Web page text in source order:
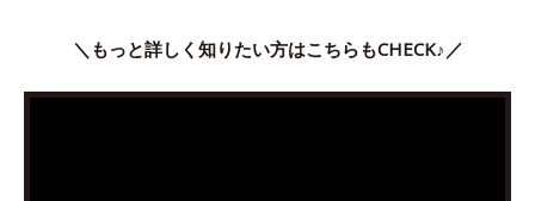
＼もっと詳しく知りたい方はこちらもCHECK♪／